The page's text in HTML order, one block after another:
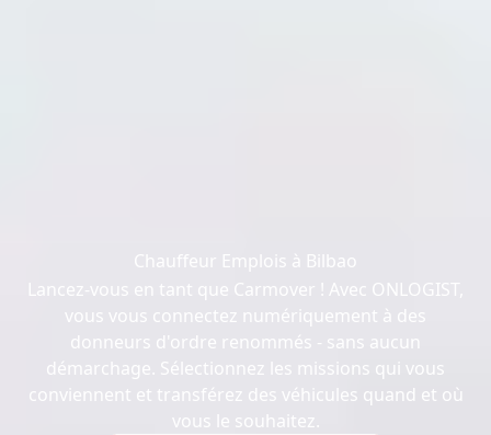
Chauffeur Emplois à Bilbao
Lancez-vous en tant que Carmover ! Avec ONLOGIST,
vous vous connectez numériquement à des
donneurs d'ordre renommés - sans aucun
démarchage. Sélectionnez les missions qui vous
conviennent et transférez des véhicules quand et où
vous le souhaitez.